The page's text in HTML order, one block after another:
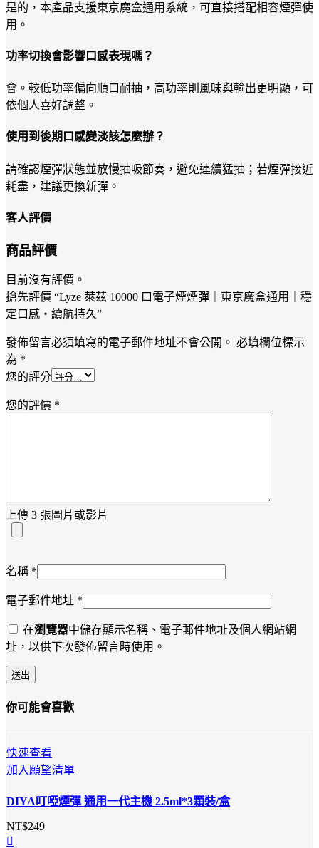
是的，本產品支援東京魔盒通用系統，可直接搭配相容煙彈使
用。
功率切換會影響口感表現嗎？
會。較低功率偏向順口耐抽，高功率則風味與輸出更明顯，可
依個人喜好調整。
使用到後期口感變淡該怎麼辦？
請確認煙彈狀態並放慢抽吸節奏，避免連續猛抽；若煙彈接近
耗盡，建議更換新彈。
客人評價
商品評價
目前沒有評價。
搶先評價 “Lyze 萊茲 10000 口電子煙煙彈｜東京魔盒通用｜穩
定口感・續航持久”
發佈留言必須填寫的電子郵件地址不會公開。 必填欄位標示
為 *
您的評分
您的評價 *
上傳 3 張圖片或影片
名稱 *
電子郵件地址 *
在瀏覽器中儲存顯示名稱、電子郵件地址及個人網站網
址，以供下次發佈留言時使用。
你可能會喜歡
快速查看
加入願望清單
DIYA叮啞煙彈 通用一代主機 2.5ml*3顆裝/盒
NT$249